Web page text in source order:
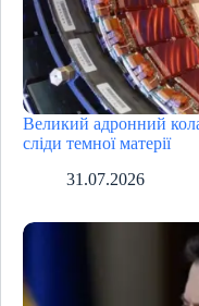
Великий адронний
сліди темної матерії
31.07.2026